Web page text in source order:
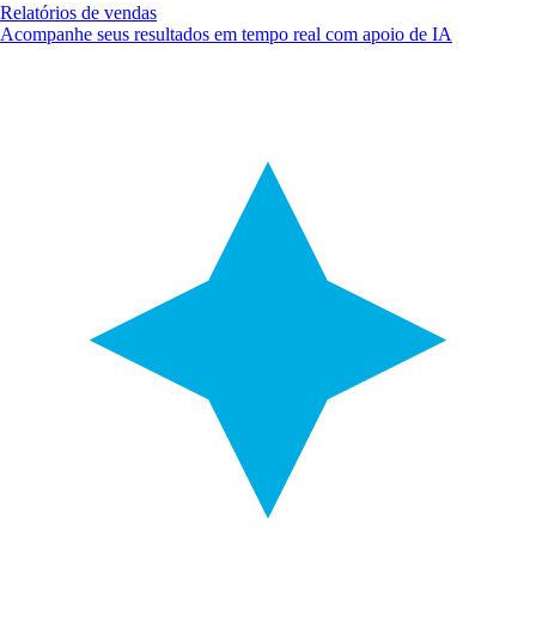
Relatórios de vendas
Acompanhe seus resultados em tempo real com apoio de IA